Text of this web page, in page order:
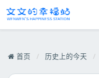
首页 / 历史上的今天 /